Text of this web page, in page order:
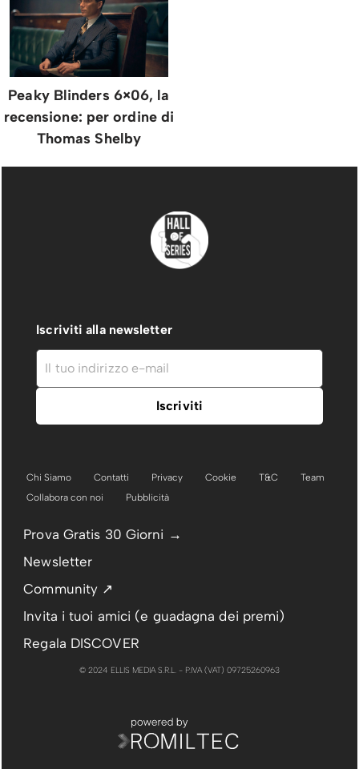
Peaky Blinders 6×06, la
recensione: per ordine di
Thomas Shelby
Iscriviti alla newsletter
Chi Siamo Contatti Privacy Cookie T&C
Team
Collabora con noi
Pubblicità
Prova Gratis 30 Giorni →
Newsletter
Community ↗
Invita i tuoi amici (e guadagna dei premi)
Regala DISCOVER
© 2024 ELLIS MEDIA S.R.L. - P.IVA (VAT) 09725260963